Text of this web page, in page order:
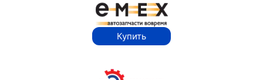
Купить